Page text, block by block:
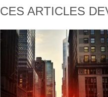
CES ARTICLES